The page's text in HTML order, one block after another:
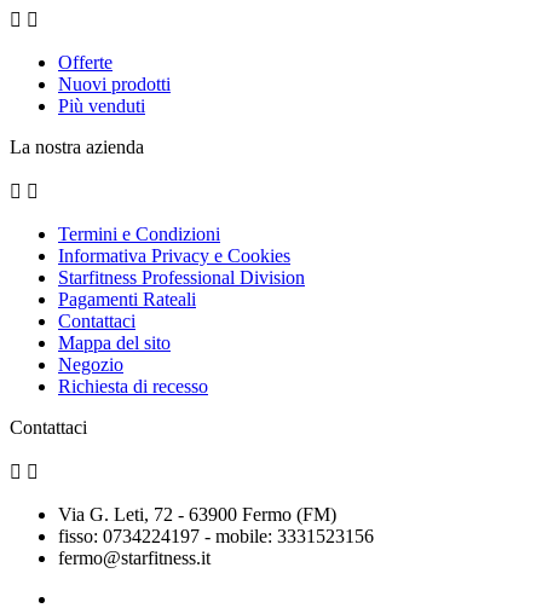
 
Offerte
Nuovi prodotti
Più venduti
La nostra azienda
 
Termini e Condizioni
Informativa Privacy e Cookies
Starfitness Professional Division
Pagamenti Rateali
Contattaci
Mappa del sito
Negozio
Richiesta di recesso
Contattaci
 
Via G. Leti, 72 - 63900 Fermo (FM)
fisso: 0734224197 - mobile: 3331523156
fermo@starfitness.it